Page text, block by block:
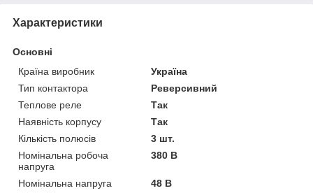
Характеристики
Основні
Країна виробник
Україна
Тип контактора
Реверсивний
Теплове реле
Так
Наявність корпусу
Так
Кількість полюсів
3 шт.
Номінальна робоча
напруга
380 В
Номінальна напруга
48 В